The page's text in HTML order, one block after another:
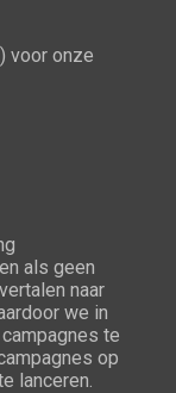
voor onze
als geen
naar
we in
te
op
lanceren.